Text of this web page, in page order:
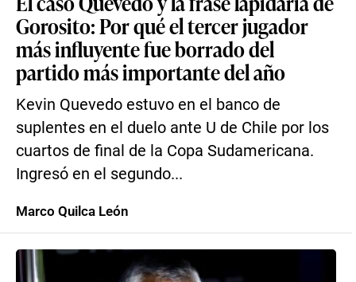
Gorosito: Por qué el tercer jugador
más influyente fue borrado del
partido más importante del año
Kevin Quevedo estuvo en el banco de
suplentes en el duelo ante U de Chile por los
cuartos de final de la Copa Sudamericana.
Ingresó en el segundo...
Marco Quilca León